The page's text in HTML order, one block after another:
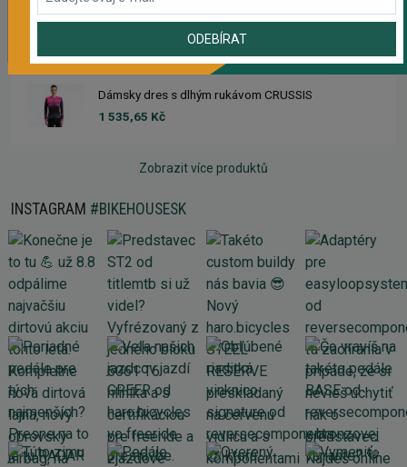
Dres s dlhým rukávom CRUSSIS
Dámsky dres s dlhým rukávom CRUSSIS
1 535,65 Kč
Zobrazit více produktů
INSTAGRAM #BIKEHOUSESK
ODEBÍRAT